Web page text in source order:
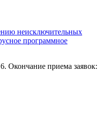
неисключительных
программное
Окончание приема заявок: